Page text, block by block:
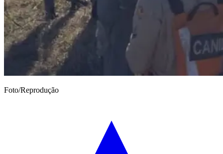
Foto/Reprodução